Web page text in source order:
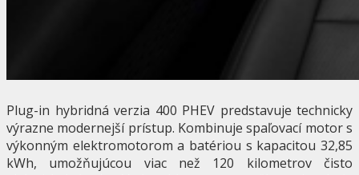
Plug-in hybridná verzia 400 PHEV predstavuje technicky
výrazne modernejší prístup. Kombinuje spaľovací motor s
výkonným elektromotorom a batériou s kapacitou 32,85
kWh, umožňujúcou viac než 120 kilometrov čisto